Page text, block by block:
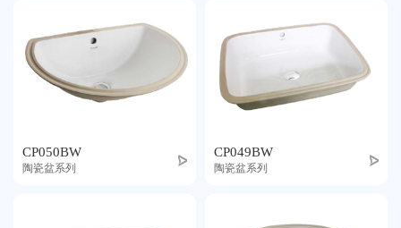
CP050BW
陶瓷盆系列
CP049BW
陶瓷盆系列